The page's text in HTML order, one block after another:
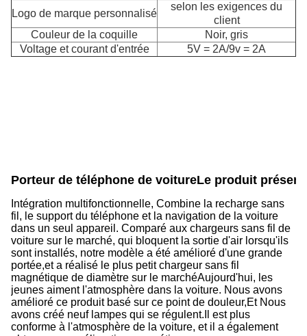
Logo de marque personnalisé
selon les exigences du
client
Couleur de la coquille
Noir, gris
Voltage et courant d'entrée
5V = 2A/9v = 2A
Porteur de téléphone de voitureLe produit
Intégration multifonctionnelle, Combine la recharge sans
fil, le support du téléphone et la navigation de la voiture
dans un seul appareil. Comparé aux chargeurs sans fil de
voiture sur le marché, qui bloquent la sortie d'air lorsqu'ils
sont installés, notre modèle a été amélioré d'une grande
portée,et a réalisé le plus petit chargeur sans fil
magnétique de diamètre sur le marchéAujourd'hui, les
jeunes aiment l'atmosphère dans la voiture. Nous avons
amélioré ce produit basé sur ce point de douleur,Et Nous
avons créé neuf lampes qui se régulent.Il est plus
conforme à l'atmosphère de la voiture, et il a également